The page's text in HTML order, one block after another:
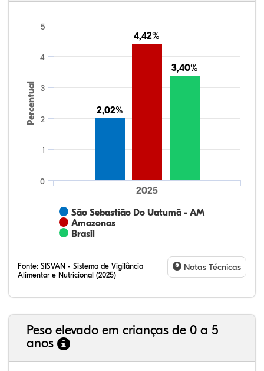
Percentual 2,02%
2,02%
4,42%
4,42%
3,40%
3,40%
São Sebastião Do Uatumã - AM
Amazonas
Brasil
2025
0
1
2
3
4
5
Fonte: SISVAN - Sistema de Vigilância
Alimentar e Nutricional (2025)
Notas Técnicas
Peso elevado em crianças de 0 a 5
anos